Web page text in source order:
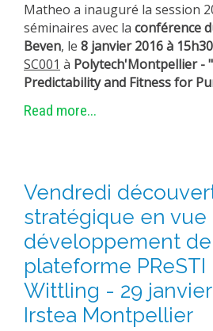
Matheo a inauguré la session
séminaires avec la conférence
Beven, le 8 janvier 2016 à 15h30
SC001 à Polytech'Montpellier -
Predictability and Fitness for
Read more...
Vendredi
stratégique en vue
développement
plateforme PReSTI
Wittling - 29 janvier
Irstea Montpellier